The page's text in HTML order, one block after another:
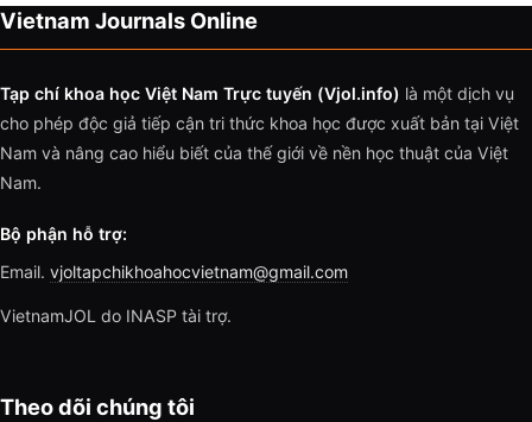
Vietnam Journals Online
Tạp chí khoa học Việt Nam Trực tuyến (Vjol.info) là một dịch vụ
cho phép độc giả tiếp cận tri thức khoa học được xuất bản tại Việt
Nam và nâng cao hiểu biết của thế giới về nền học thuật của Việt
Nam.
Bộ phận hỗ trợ:
Email. vjoltapchikhoahocvietnam@gmail.com
VietnamJOL do INASP tài trợ.
Theo dõi chúng tôi